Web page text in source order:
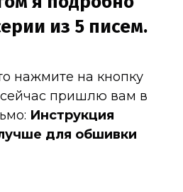
из 5 писем.
нажмите на кнопку
пришлю вам в
Инструкция
для обшивки